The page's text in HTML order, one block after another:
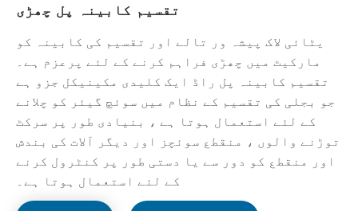
تقسیم کابینہ پل چھڑی
یٹائی لاک پیشہ ور تالے اور تقسیم کی کابینہ کو
مارکیٹ میں چھڑی فراہم کرنے کے لئے پرعزم ہے۔
تقسیم کابینہ پل راڈ ایک کلیدی مکینیکل جزو ہے
جو بجلی کی تقسیم کے نظام میں سوئچ گیئر کو چلانے
کے لئے استعمال ہوتا ہے ، بنیادی طور پر سرکٹ
توڑنے والوں ، منقطع سوئچز اور دیگر آلات کی بندش
اور منقطع کو دور سے یا دستی طور پر کنٹرول کرنے
کے لئے استعمال ہوتا ہے۔